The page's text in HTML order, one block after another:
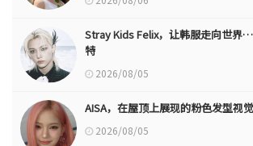
Stray Kids Felix，让韩服走向世
特
2026/08/05
AISA，在屋顶上展现的粉色发型视
2026/08/05